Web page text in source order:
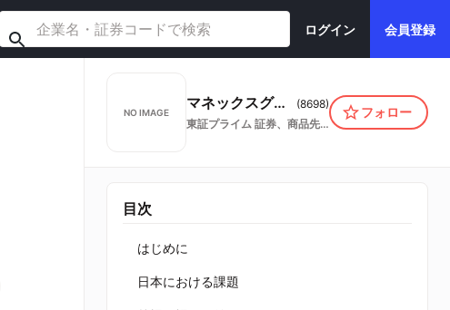
ログイン 会員登録
NO IMAGE
マネックスグループ株式会社 (8698)
東証プライム 証券、商品先物取引業
フォロー
目次
はじめに
日本における課題